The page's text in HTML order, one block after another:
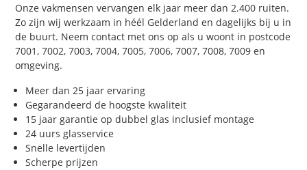
Onze vakmensen vervangen elk jaar meer dan 2.400 ruiten.
Zo zijn wij werkzaam in héél Gelderland en dagelijks bij u in
de buurt. Neem contact met ons op als u woont in postcode
7001, 7002, 7003, 7004, 7005, 7006, 7007, 7008, 7009 en
omgeving.
Meer dan 25 jaar ervaring
Gegarandeerd de hoogste kwaliteit
15 jaar garantie op dubbel glas inclusief montage
24 uurs glasservice
Snelle levertijden
Scherpe prijzen